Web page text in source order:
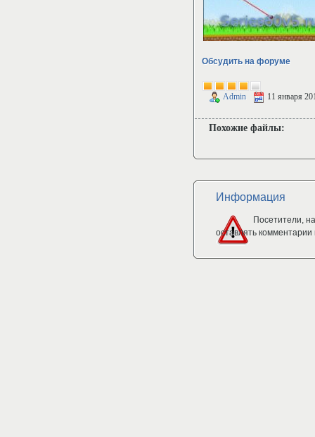
Обсудить на форуме
Admin 11 января
Похожие файлы:
Информация
Посетители,
оставлять комментарии